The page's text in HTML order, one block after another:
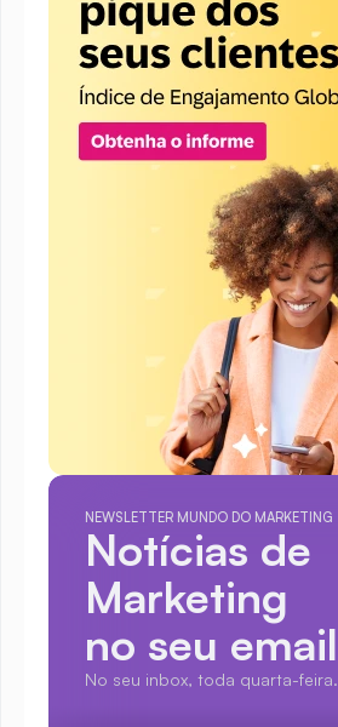
NEWSLETTER MUNDO DO MARKETING
Notícias de
Marketing
no seu email
No seu inbox, toda quarta-feira.